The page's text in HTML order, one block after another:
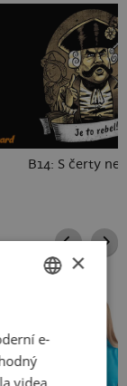
SLOVAK
×
e-
videa